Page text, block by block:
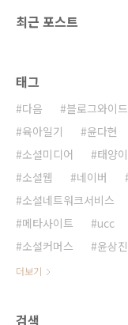
최근 포스트
태그
다음 블로그와이드
육아일기
윤다현
소셜미디어
태양이
소셜웹
네이버
소셜네트워크서비스
메타사이트
ucc
소셜커머스
윤상진
더보기
검색